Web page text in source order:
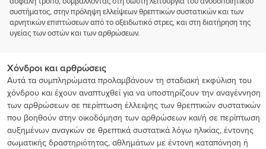
συστήματος, στην πρόληψη ελλείψεων θρεπτικών συστατικών και των
αρνητικών επιπτώσεων από το οξειδωτικό στρες, και στη διατήρηση της
υγείας των οστών και των αρθρώσεων.
Χόνδροι και αρθρώσεις
Αυτά τα συμπληρώματα προλαμβάνουν τη σταδιακή εκφύλιση του
χόνδρου και έχουν αναπτυχθεί για να υποστηρίζουν την αναγέννηση
των αρθρώσεων σε περίπτωση έλλειψης των θρεπτικών συστατικών
που βοηθούν στην οικοδόμηση των αρθρώσεων και/ή σε περίπτωση
αυξημένων αναγκών σε θρεπτικά συστατικά λόγω ηλικίας, έντονης
σωματικής δραστηριότητας, αθλημάτων με έντονη καταπόνηση ή